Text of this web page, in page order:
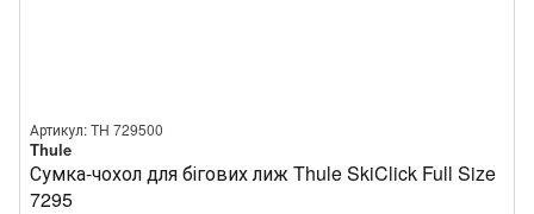
Артикул: TH 729500
Thule
Сумка-чохол для бігових лиж Thule SkiClick Full Size
7295